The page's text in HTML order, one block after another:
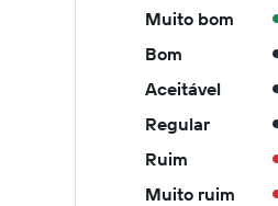
Muito bom
Bom
Aceitável
Regular
Ruim
Muito ruim